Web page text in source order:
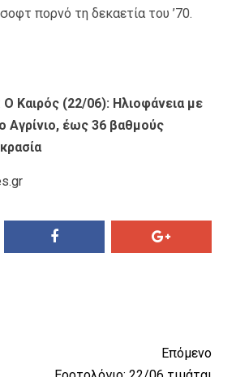
πορνό τη δεκαετία του ’70.
Ο Καιρός (22/06): Ηλιοφάνεια με
Αγρίνιο, έως 36 βαθμούς
Επόμενο